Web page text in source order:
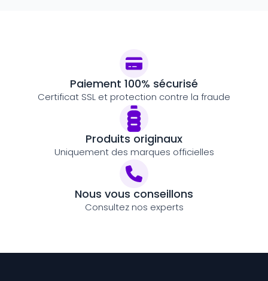
Paiement 100% sécurisé
Certificat SSL et protection contre la fraude
Produits originaux
Uniquement des marques officielles
Nous vous conseillons
Consultez nos experts